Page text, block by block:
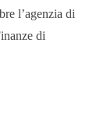
l’agenzia di
di